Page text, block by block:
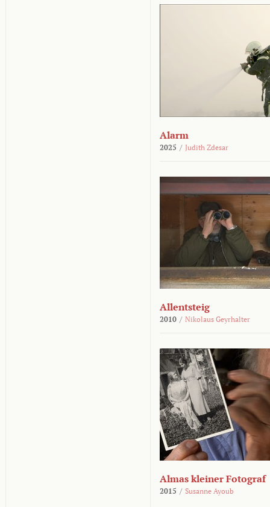
Alarm
2025 / Judith Zdesar
Allentsteig
2010 / Nikolaus Geyrhalter
Almas kleiner Fotograf
2015 / Susanne Ayoub